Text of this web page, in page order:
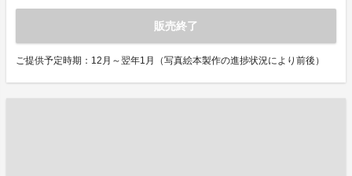
販売終了
ご提供予定時期：12月～翌年1月（写真絵本製作の進捗状況により前後）